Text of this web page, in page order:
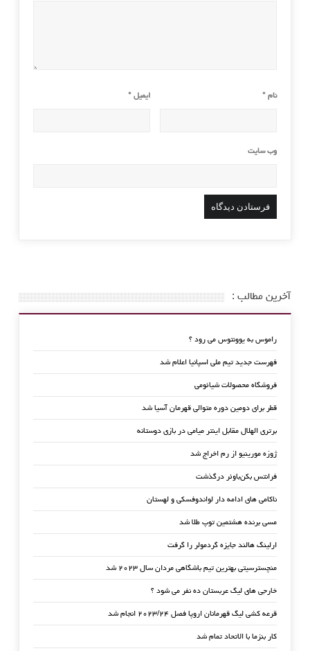
نام * ایمیل*
وب‌ سایت
آخرین مطالب :
راموس به یوونتوس می رود ؟
فهرست جدید تیم ملی اسپانیا اعلام شد
فروشگاه محصولات شیائومی
قطر برای دومین دوره متوالی قهرمان آسیا شد
برتری الهلال مقابل اینتر میامی در بازی دوستانه
ژوزه مورینیو از رم اخراج شد
فرانتس بکن‌باوئر درگذشت
ناکامی های ادامه دار لواندوفسکی و لهستان
مسی برنده هشتمین توپ طلا شد
ارلینگ هالند جایزه گردمولر را گرفت
منچسترسیتی بهترین تیم باشگاهی مردان سال ۲۰۲۳ شد
خارجی های لیگ عربستان ده نفر می شود ؟
قرعه کشی لیگ قهرمانان اروپا فصل ۲۰۲۳/۲۴ انجام شد
کار بنزما با الاتحاد تمام شد